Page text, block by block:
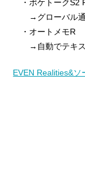
・ポケトークS2
→グローバル通
・オートメモR
→自動でテキス
EVEN Realities&